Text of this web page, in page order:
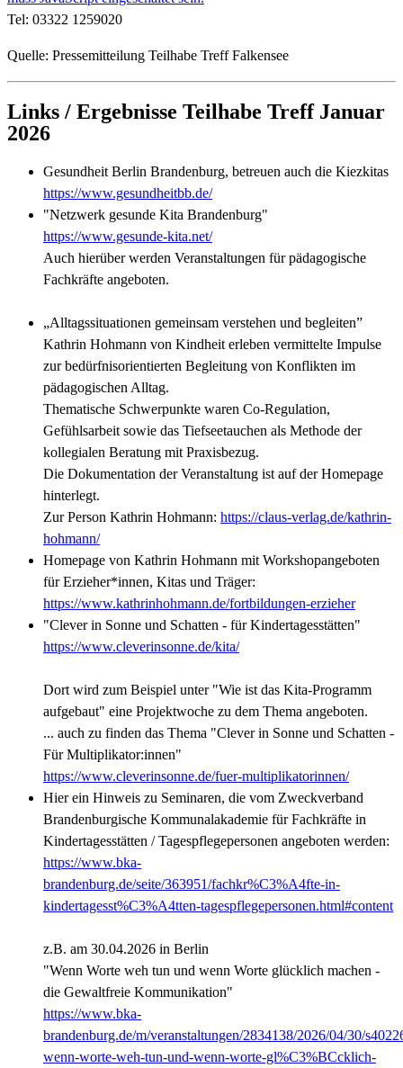
Tel: 03322 1259020
Quelle: Pressemitteilung Teilhabe Treff Falkensee
Links / Ergebnisse Teilhabe Treff Januar
2026
Gesundheit Berlin Brandenburg, betreuen auch die Kiezkitas
https://www.gesundheitbb.de/
"Netzwerk gesunde Kita Brandenburg"
https://www.gesunde-kita.net/
Auch hierüber werden Veranstaltungen für pädagogische
Fachkräfte angeboten.
„Alltagssituationen gemeinsam verstehen und begleiten”
Kathrin Hohmann von Kindheit erleben vermittelte Impulse
zur bedürfnisorientierten Begleitung von Konflikten im
pädagogischen Alltag.
Thematische Schwerpunkte waren Co-Regulation,
Gefühlsarbeit sowie das Tiefseetauchen als Methode der
kollegialen Beratung mit Praxisbezug.
Die Dokumentation der Veranstaltung ist auf der Homepage
hinterlegt.
Zur Person Kathrin Hohmann: https://claus-verlag.de/kathrin-
hohmann/
Homepage von Kathrin Hohmann mit Workshopangeboten
für Erzieher*innen, Kitas und Träger:
https://www.kathrinhohmann.de/fortbildungen-erzieher
"Clever in Sonne und Schatten - für Kindertagesstätten"
https://www.cleverinsonne.de/kita/
Dort wird zum Beispiel unter "Wie ist das Kita-Programm
aufgebaut" eine Projektwoche zu dem Thema angeboten.
... auch zu finden das Thema "Clever in Sonne und Schatten -
Für Multiplikator:innen"
https://www.cleverinsonne.de/fuer-multiplikatorinnen/
Hier ein Hinweis zu Seminaren, die vom Zweckverband
Brandenburgische Kommunalakademie für Fachkräfte in
Kindertagesstätten / Tagespflegepersonen angeboten werden:
https://www.bka-
brandenburg.de/seite/363951/fachkr%C3%A4fte-in-
kindertagesst%C3%A4tten-tagespflegepersonen.html#content
z.B. am 30.04.2026 in Berlin
"Wenn Worte weh tun und wenn Worte glücklich machen -
die Gewaltfreie Kommunikation"
https://www.bka-
brandenburg.de/m/veranstaltungen/2834138/2026/04/30/
wenn-worte-weh-tun-und-wenn-worte-gl%C3%BCcklich-